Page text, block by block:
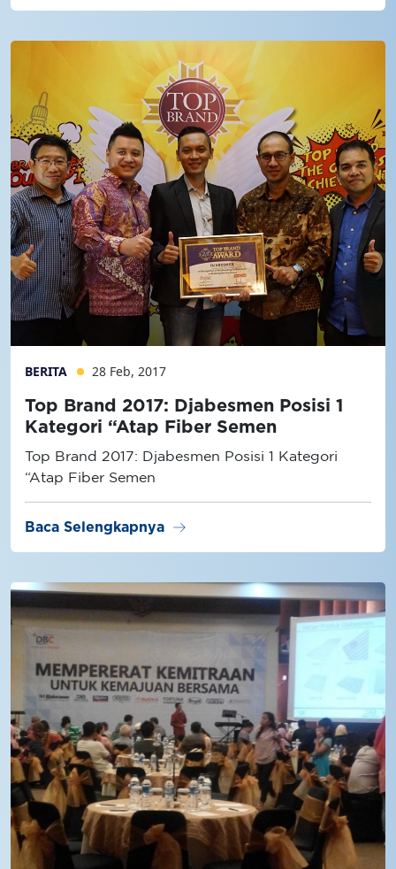
BERITA 28 Feb, 2017
Top Brand 2017: Djabesmen Posisi 1
Kategori “Atap Fiber Semen
Top Brand 2017: Djabesmen Posisi 1 Kategori
“Atap Fiber Semen
Baca Selengkapnya arrow_right_alt